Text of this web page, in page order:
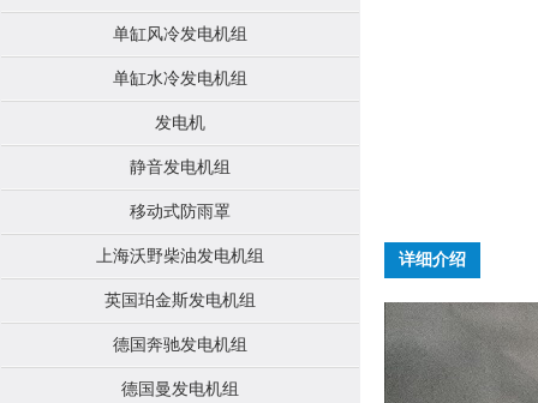
单缸风冷发电机组
单缸水冷发电机组
发电机
静音发电机组
移动式防雨罩
上海沃野柴油发电机组
英国珀金斯发电机组
德国奔驰发电机组
德国曼发电机组
详细介绍